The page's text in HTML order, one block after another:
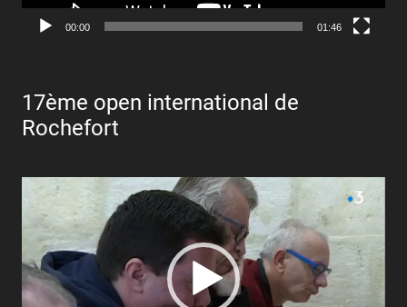
00:00 01:46
17ème open international de
Rochefort
Lecteur
vidéo